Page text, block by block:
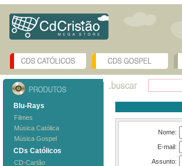
Blu-Rays
Filmes
Música Católica
Música Gospel
CDs Católicos
CD-Cartão
Nome:
E-mail:
Assunto: